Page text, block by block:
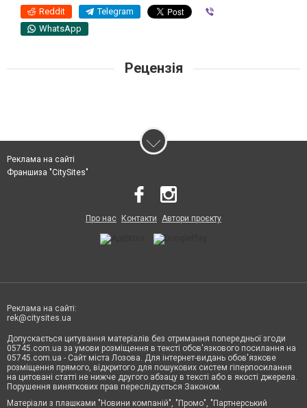
Reddit Telegram
WhatsApp
Рецензія
Реклама на сайті
Франшиза "CitySites"
Про нас Контакти Автори проєкту
Реклама на сайті:
rek@citysites.ua
Допускається цитування матеріалів без отримання попередньої згоди
05745.com.ua за умови розміщення в тексті обов'язкового посилання на
05745.com.ua - Сайт міста Лозова. Для інтернет-видань обов'язкове
розміщення прямого, відкритого для пошукових систем гіперпосилання
на цитовані статті не нижче другого абзацу в тексті або в якості джерела.
Порушення виняткових прав переслідується Законом.
Матеріали з плашками "Новини компаній", "Промо", "Партнерський